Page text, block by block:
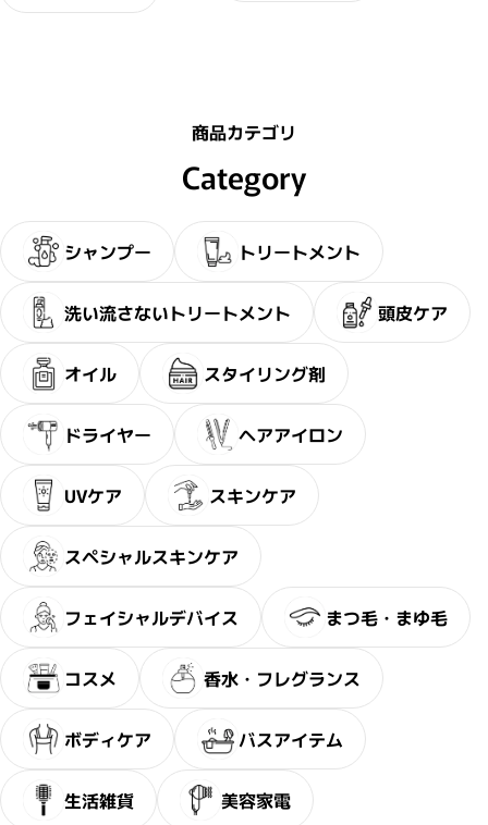
サブリミック正規販売店
お答えください。
商品カテゴリ
Category
シャンプー トリートメント
洗い流さないトリートメント 頭皮ケア
オイル スタイリング剤
ドライヤー ヘアアイロン
UVケア スキンケア
スペシャルスキンケア
フェイシャルデバイス まつ毛・まゆ毛
コスメ 香水・フレグランス
ボディケア バスアイテム
生活雑貨 美容家電